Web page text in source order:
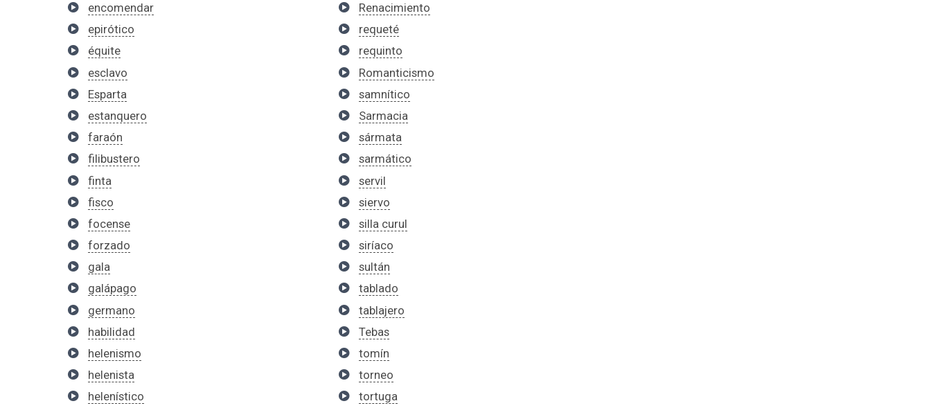
encomendar
epirótico
équite
esclavo
Esparta
estanquero
faraón
filibustero
finta
fisco
focense
forzado
gala
galápago
germano
habilidad
helenismo
helenista
helenístico
Renacimiento
requeté
requinto
Romanticismo
samnítico
Sarmacia
sármata
sarmático
servil
siervo
silla curul
siríaco
sultán
tablado
tablajero
Tebas
tomín
torneo
tortuga